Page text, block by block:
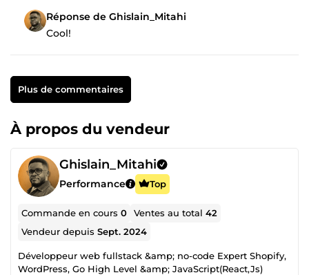
Réponse de Ghislain_Mitahi
Cool!
Plus de commentaires
À propos du vendeur
Ghislain_Mitahi
Performance Top
Commande en cours0 Ventes au total42
Vendeur depuisSept. 2024
Développeur web fullstack &amp; no-code Expert Shopify,
WordPress, Go High Level &amp; JavaScript(React,Js)